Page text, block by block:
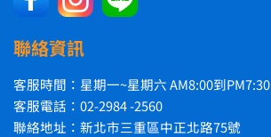
聯絡資訊
客服時間：星期一~星期六 AM8:00到PM7:30
客服電話：02-2984 -2560
聯絡地址：新北市三重區中正北路75號